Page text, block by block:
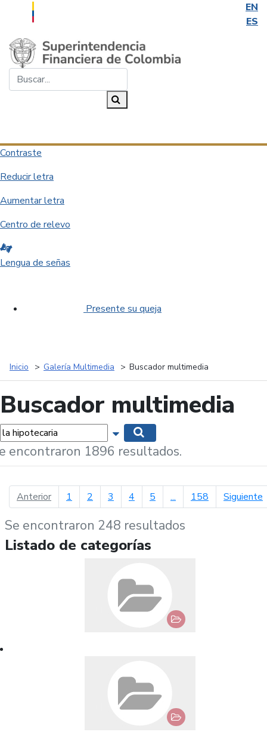
EN
ES
Saltar al contenido principal
Contraste
Reducir letra
Aumentar letra
Centro de relevo
Lengua de señas
Presente su queja
Inicio Galería Multimedia Buscador multimedia
Buscador multimedia
Mostrar opciones de búsqueda
encontraron 1896 resultados.
Anteriorpágina anterior
1 2 3 4 5 ... 158 Siguiente
Se encontraron 248 resultados
Listado de categorías